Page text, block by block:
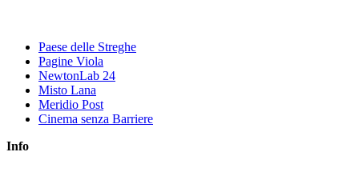
Paese delle Streghe
Pagine Viola
NewtonLab 24
Misto Lana
Meridio Post
Cinema senza Barriere
Info